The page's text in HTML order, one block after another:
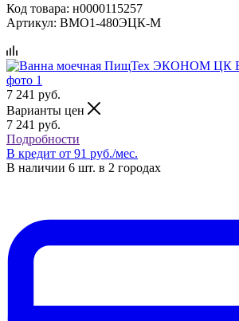
Код товара: н0000115257
Артикул: ВМО1-480ЭЦК-М
7 241 руб.
Варианты цен
7 241 руб.
Подробности
В кредит от 91 руб./мес.
В наличии 6 шт. в 2 городах